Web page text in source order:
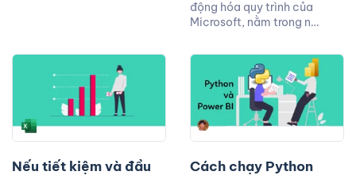
động hóa quy trình của
Microsoft, nằm trong n…
Nếu tiết kiệm và đầu
Cách chạy Python